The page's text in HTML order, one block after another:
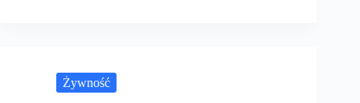
Żywność